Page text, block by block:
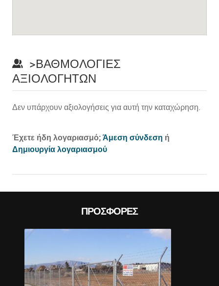
>ΒΑΘΜΟΛΟΓΊΕΣ
ΑΞΙΟΛΟΓΗΤΏΝ
Δεν υπάρχουν αξιολογήσεις για αυτή την καταχώρηση.
Έχετε ήδη λογαριασμό; Άμεση σύνδεση ή
Δημιουργία λογαριασμού
ΠΡΟΣΦΟΡΈΣ